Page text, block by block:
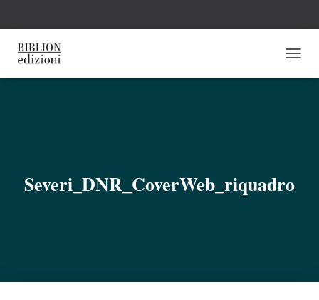
A
N
E
Severi_DNR_CoverWeb_riquadro